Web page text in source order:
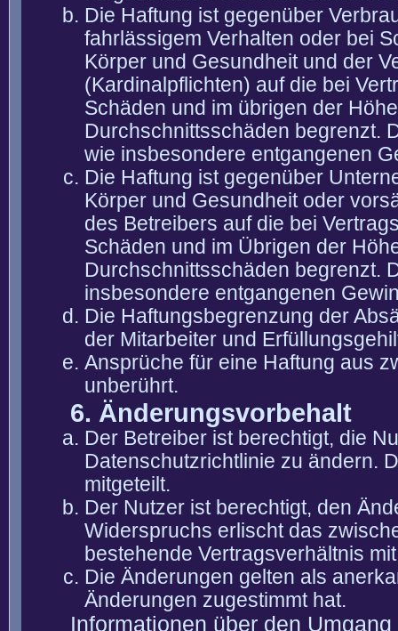
Die Haftung ist gegenüber
fahrlässigem Verhalten oder bei
Körper und Gesundheit und der
(Kardinalpflichten) auf die bei
Schäden und im übrigen der
Durchschnittsschäden begrenzt.
wie insbesondere entgangenen
Die Haftung ist gegenüber
Körper und Gesundheit oder
des Betreibers auf die bei
Schäden und im Übrigen der
Durchschnittsschäden begrenzt.
insbesondere entgangenen
Die Haftungsbegrenzung der
der Mitarbeiter und
Ansprüche für eine Haftung aus
unberührt.
6. Änderungsvorbehalt
Der Betreiber ist berechtigt, die
Datenschutzrichtlinie zu ändern.
mitgeteilt.
Der Nutzer ist berechtigt, den
Widerspruchs erlischt das
bestehende Vertragsverhältnis
Die Änderungen gelten als
Änderungen zugestimmt hat.
Informationen über den